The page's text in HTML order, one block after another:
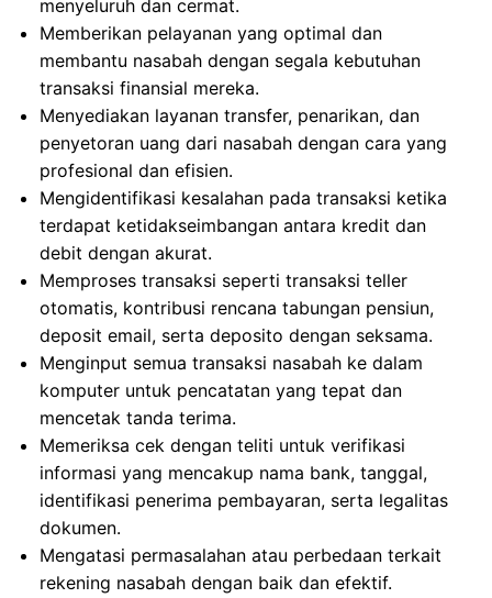
menyeluruh dan cermat.
Memberikan pelayanan yang optimal dan
membantu nasabah dengan segala kebutuhan
transaksi finansial mereka.
Menyediakan layanan transfer, penarikan, dan
penyetoran uang dari nasabah dengan cara yang
profesional dan efisien.
Mengidentifikasi kesalahan pada transaksi ketika
terdapat ketidakseimbangan antara kredit dan
debit dengan akurat.
Memproses transaksi seperti transaksi teller
otomatis, kontribusi rencana tabungan pensiun,
deposit email, serta deposito dengan seksama.
Menginput semua transaksi nasabah ke dalam
komputer untuk pencatatan yang tepat dan
mencetak tanda terima.
Memeriksa cek dengan teliti untuk verifikasi
informasi yang mencakup nama bank, tanggal,
identifikasi penerima pembayaran, serta legalitas
dokumen.
Mengatasi permasalahan atau perbedaan terkait
rekening nasabah dengan baik dan efektif.